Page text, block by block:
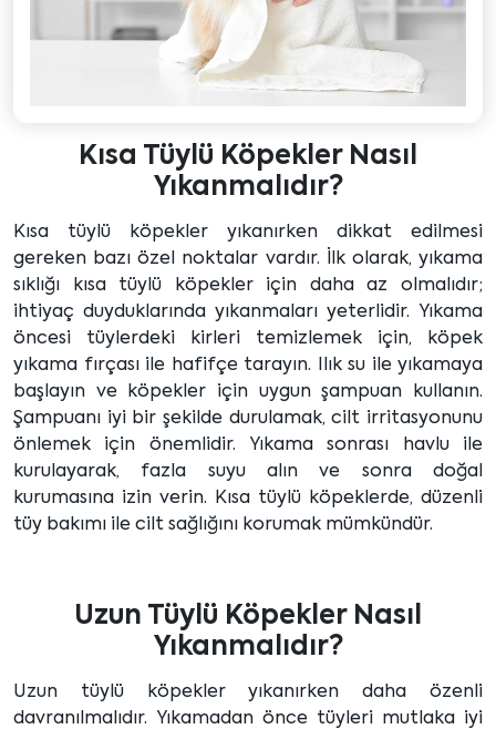
Kısa Tüylü Köpekler Nasıl
Yıkanmalıdır?
Kısa tüylü köpekler yıkanırken dikkat edilmesi
gereken bazı özel noktalar vardır. İlk olarak, yıkama
sıklığı kısa tüylü köpekler için daha az olmalıdır;
ihtiyaç duyduklarında yıkanmaları yeterlidir. Yıkama
öncesi tüylerdeki kirleri temizlemek için, köpek
yıkama fırçası ile hafifçe tarayın. Ilık su ile yıkamaya
başlayın ve köpekler için uygun şampuan kullanın.
Şampuanı iyi bir şekilde durulamak, cilt irritasyonunu
önlemek için önemlidir. Yıkama sonrası havlu ile
kurulayarak, fazla suyu alın ve sonra doğal
kurumasına izin verin. Kısa tüylü köpeklerde, düzenli
tüy bakımı ile cilt sağlığını korumak mümkündür.
Uzun Tüylü Köpekler Nasıl
Yıkanmalıdır?
Uzun tüylü köpekler yıkanırken daha özenli
davranılmalıdır. Yıkamadan önce tüyleri mutlaka iyi